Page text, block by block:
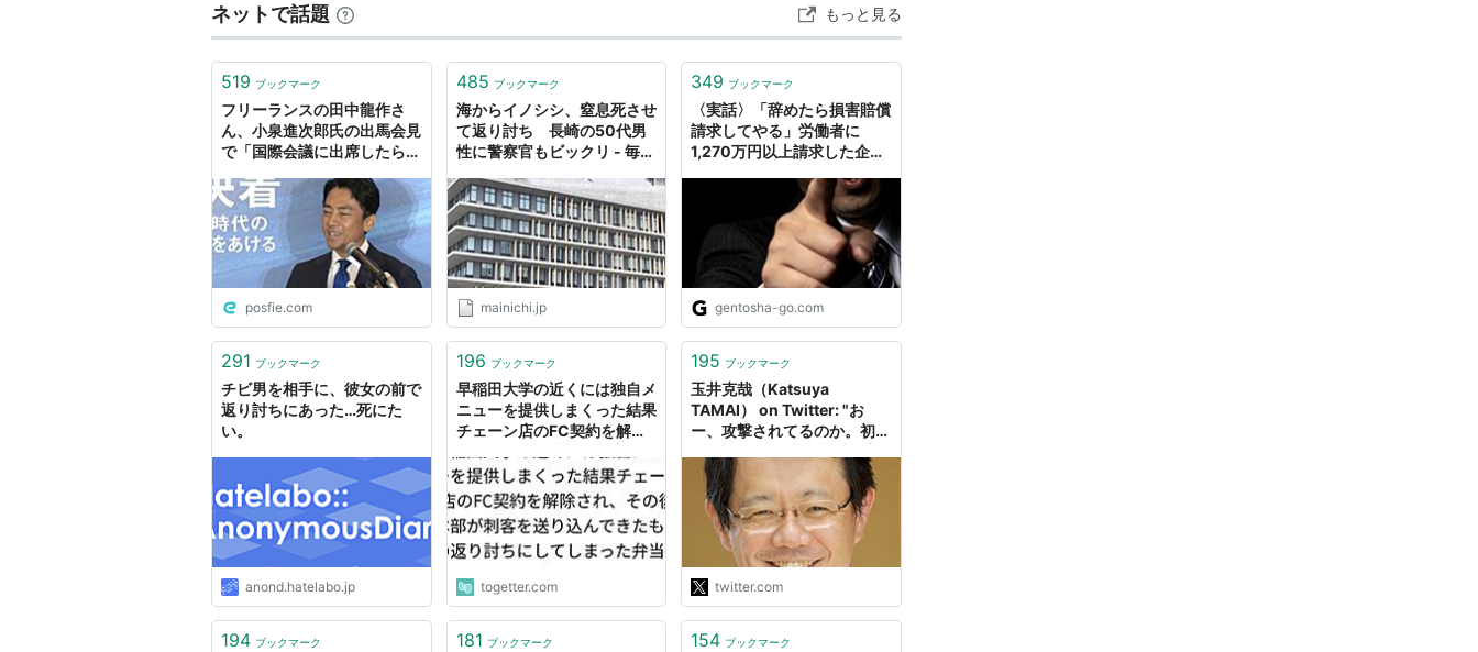
ネットで話題 もっと見る
519 ブックマーク
フリーランスの田中龍作さ
ん、小泉進次郎氏の出馬会見
で「国際会議に出席したら知
国益を損なうのではと皆さん
心配されています」という無
礼な質問して進次郎を挑発す
るも完璧に返り討ちにあう
posfie.com
485 ブックマーク
海からイノシシ、窒息死させ
て返り討ち 長崎の50代男
性に警察官もビックリ - 毎日
mainichi.jp
349 ブックマーク
〈実話〉「辞めたら損害賠償
請求してやる」労働者に
1,270万円以上請求した企
い、撃沈【弁護士が解説】 |
ゴールドオンライン
gentosha-go.com
291 ブックマーク
チビ男を相手に、彼女の前で
返り討ちにあった…死にた
い。
anond.hatelabo.jp
196 ブックマーク
早稲田大学の近くには独自メ
ニューを提供しまくった結果
チェーン店のFC契約を解除
り込んできたものの返り討ち
にしてしまった弁当屋がある
togetter.com
195 ブックマーク
玉井克哉（Katsuya
TAMAI） on Twitter: "お
ー、攻撃されてるのか。初め
論弾圧するんか。上等や。そ
れにわたしは、美濃部達吉の
ひ孫弟子や。美濃部先生の相
手にしたんは、ネトウヨやら
日和見やらとちゃうで。ほん
まモンや。それ以上の圧迫を
加えられるんなら、やってみ
ぃ。受けて立つで。返り討ち
にしたる。"
twitter.com
194 ブックマーク 181 ブックマーク 154 ブックマーク